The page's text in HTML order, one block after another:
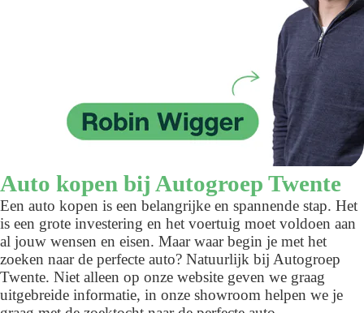
Auto kopen bij Autogroep Twente
Een auto kopen is een belangrijke en spannende stap. Het
is een grote investering en het voertuig moet voldoen aan
al jouw wensen en eisen. Maar waar begin je met het
zoeken naar de perfecte auto? Natuurlijk bij Autogroep
Twente. Niet alleen op onze website geven we graag
uitgebreide informatie, in onze showroom helpen we je